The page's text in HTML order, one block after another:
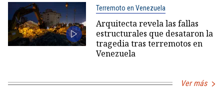
Terremoto en Venezuela
Arquitecta revela las fallas
estructurales que desataron la
tragedia tras terremotos en
Venezuela
Ver más